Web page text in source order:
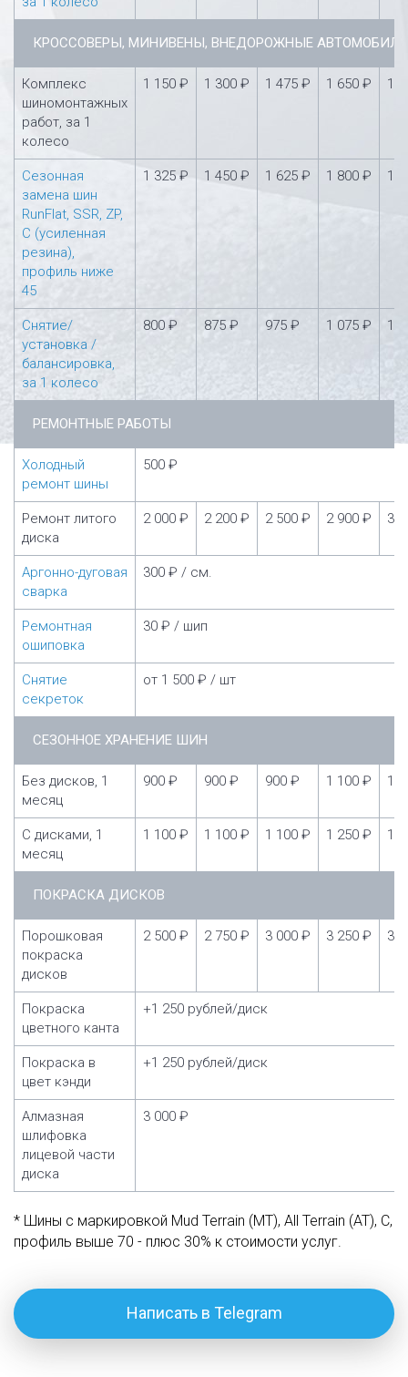
КРОССОВЕРЫ, МИНИВЕНЫ, ВНЕДОРОЖНЫЕ АВТОМОБИЛИ
Комплекс
шиномонтажных
работ, за 1
колесо
1 150 ₽ 1 300 ₽ 1 475 ₽ 1 650 ₽ 1
Сезонная
замена шин
RunFlat, SSR, ZP,
С (усиленная
резина),
профиль ниже
45
1 325 ₽ 1 450 ₽ 1 625 ₽ 1 800 ₽ 1
Снятие/
установка /
балансировка,
за 1 колесо
800 ₽ 875 ₽ 975 ₽ 1 075 ₽ 1
РЕМОНТНЫЕ РАБОТЫ
Холодный
ремонт шины
500 ₽
Ремонт литого
диска
2 000 ₽ 2 200 ₽ 2 500 ₽ 2 900 ₽ 3
Аргонно-дуговая
сварка
300 ₽ / см.
Ремонтная
ошиповка
30 ₽ / шип
Снятие
секреток
от 1 500 ₽ / шт
СЕЗОННОЕ ХРАНЕНИЕ ШИН
Без дисков, 1
месяц
900 ₽ 900 ₽ 900 ₽ 1 100 ₽ 1
С дисками, 1
месяц
1 100 ₽ 1 100 ₽ 1 100 ₽ 1 250 ₽ 1
ПОКРАСКА ДИСКОВ
Порошковая
покраска
дисков
2 500 ₽ 2 750 ₽ 3 000 ₽ 3 250 ₽ 3
Покраска
цветного канта
+1 250 рублей/диск
Покраска в
цвет кэнди
+1 250 рублей/диск
Алмазная
шлифовка
лицевой части
диска
3 000 ₽
* Шины с маркировкой Mud Terrain (MT), All Terrain (AT), C,
профиль выше 70 - плюс 30% к стоимости услуг.
Написать в Telegram